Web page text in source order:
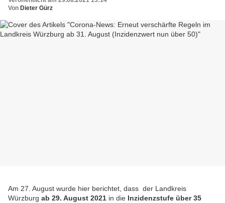
Von Dieter Gürz
Am 27. August wurde hier berichtet, dass der Landkreis
Würzburg ab 29. August 2021 in die Inzidenzstufe über 35